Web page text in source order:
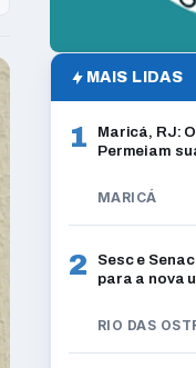
MAIS LIDAS
1
Maricá, RJ:
Permeiam
MARICÁ
2
Sesc e
para a nova
RIO DAS